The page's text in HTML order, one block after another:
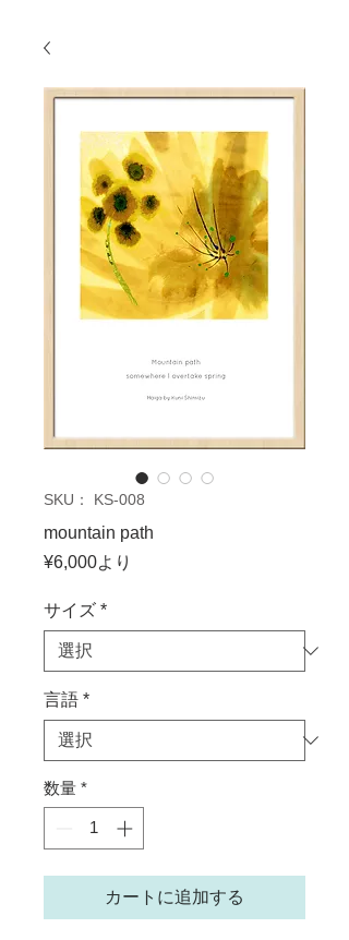
SKU： KS-008
mountain path
¥6,000より
価
サイズ *
言語 *
数量 *
カートに追加する